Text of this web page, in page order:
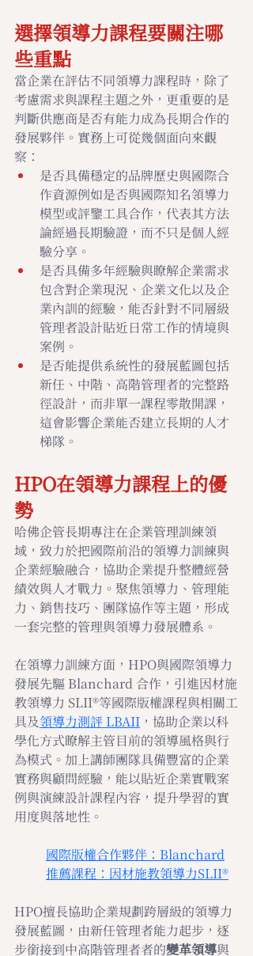
選擇領導力課程要關注哪
些重點
當企業在評估不同領導力課程時，除了
考慮需求與課程主題之外，更重要的是
判斷供應商是否有能力成為長期合作的
發展夥伴。實務上可從幾個面向來觀
察：
是否具備穩定的品牌歷史與國際合
作資源例如是否與國際知名領導力
模型或評鑒工具合作，代表其方法
論經過長期驗證，而不只是個人經
驗分享。
是否具備多年經驗與瞭解企業需求
包含對企業現況、企業文化以及企
業內訓的經驗，能否針對不同層級
管理者設計貼近日常工作的情境與
案例。
是否能提供系統性的發展藍圖包括
新任、中階、高階管理者的完整路
徑設計，而非單一課程零散開課，
這會影響企業能否建立長期的人才
梯隊。
HPO在領導力課程上的優
勢
哈佛企管長期專注在企業管理訓練領
域，致力於把國際前沿的領導力訓練與
企業經驗融合，協助企業提升整體經營
績效與人才戰力。聚焦領導力、管理能
力、銷售技巧、團隊協作等主題，形成
一套完整的管理與領導力發展體系。
在領導力訓練方面，HPO與國際領導力
發展先驅 Blanchard 合作，引進因材施
教領導力 SLII®等國際版權課程與相關工
具及領導力測評 LBAII ，協助企業以科
學化方式瞭解主管目前的領導風格與行
為模式。加上講師團隊具備豐富的企業
實務與顧問經驗，能以貼近企業實戰案
例與演練設計課程內容，提升學習的實
用度與落地性。
國際版權合作夥伴：Blanchard
推薦課程：因材施教領導力SLII®
HPO擅長協助企業規劃跨層級的領導力
發展藍圖，由新任管理者能力起步，逐
步銜接到中高階管理者者的變革領導與